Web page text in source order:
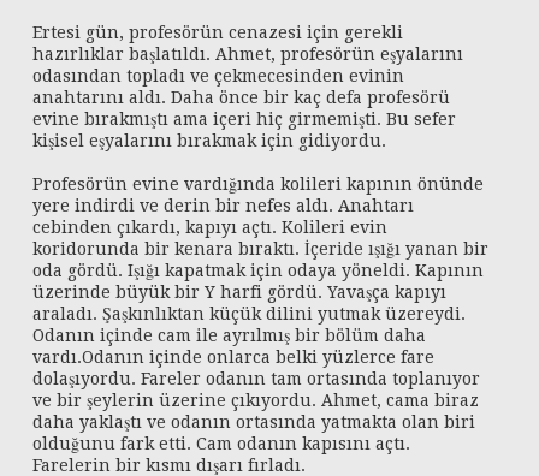
Ertesi gün, profesörün cenazesi için gerekli
hazırlıklar başlatıldı. Ahmet, profesörün eşyalarını
odasından topladı ve çekmecesinden evinin
anahtarını aldı. Daha önce bir kaç defa profesörü
evine bırakmıştı ama içeri hiç girmemişti. Bu sefer
kişisel eşyalarını bırakmak için gidiyordu.
Profesörün evine vardığında kolileri kapının önünde
yere indirdi ve derin bir nefes aldı. Anahtarı
cebinden çıkardı, kapıyı açtı. Kolileri evin
koridorunda bir kenara bıraktı. İçeride ışığı yanan bir
oda gördü. Işığı kapatmak için odaya yöneldi. Kapının
üzerinde büyük bir Y harfi gördü. Yavaşça kapıyı
araladı. Şaşkınlıktan küçük dilini yutmak üzereydi.
Odanın içinde cam ile ayrılmış bir bölüm daha
vardı.Odanın içinde onlarca belki yüzlerce fare
dolaşıyordu. Fareler odanın tam ortasında toplanıyor
ve bir şeylerin üzerine çıkıyordu. Ahmet, cama biraz
daha yaklaştı ve odanın ortasında yatmakta olan biri
olduğunu fark etti. Cam odanın kapısını açtı.
Farelerin bir kısmı dışarı fırladı.